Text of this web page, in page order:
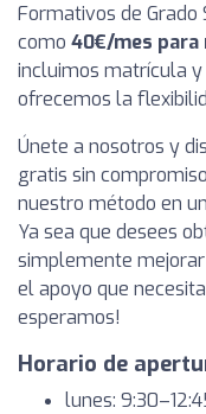
Formativos de Grado
como 40€/mes para
incluimos matrícula
ofrecemos la
Únete a nosotros y
gratis sin
nuestro método en
Ya sea que desees
simplemente
el apoyo que
esperamos!
Horario de
lunes: